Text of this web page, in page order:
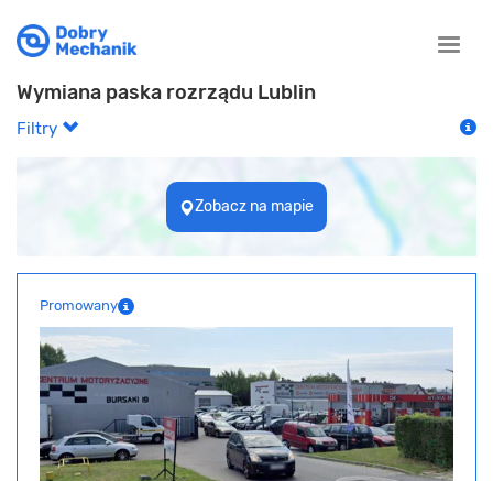
Toggle
Wymiana paska rozrządu Lublin
Filtry
Zobacz na mapie
Promowany